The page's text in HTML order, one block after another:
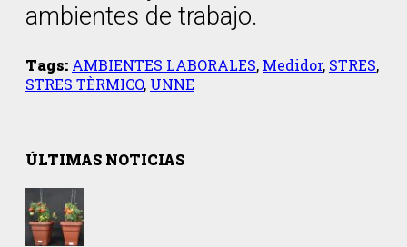
ambientes de trabajo.
Tags: AMBIENTES LABORALES, Medidor, STRES,
STRES TÈRMICO, UNNE
ÚLTIMAS NOTICIAS